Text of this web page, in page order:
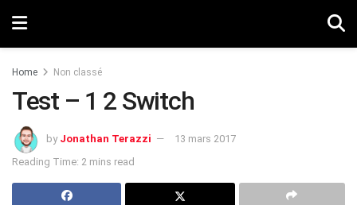
Home Non classé
Test – 1 2 Switch
by Jonathan Terazzi
13 mars 2017
Reading Time: 2 mins read